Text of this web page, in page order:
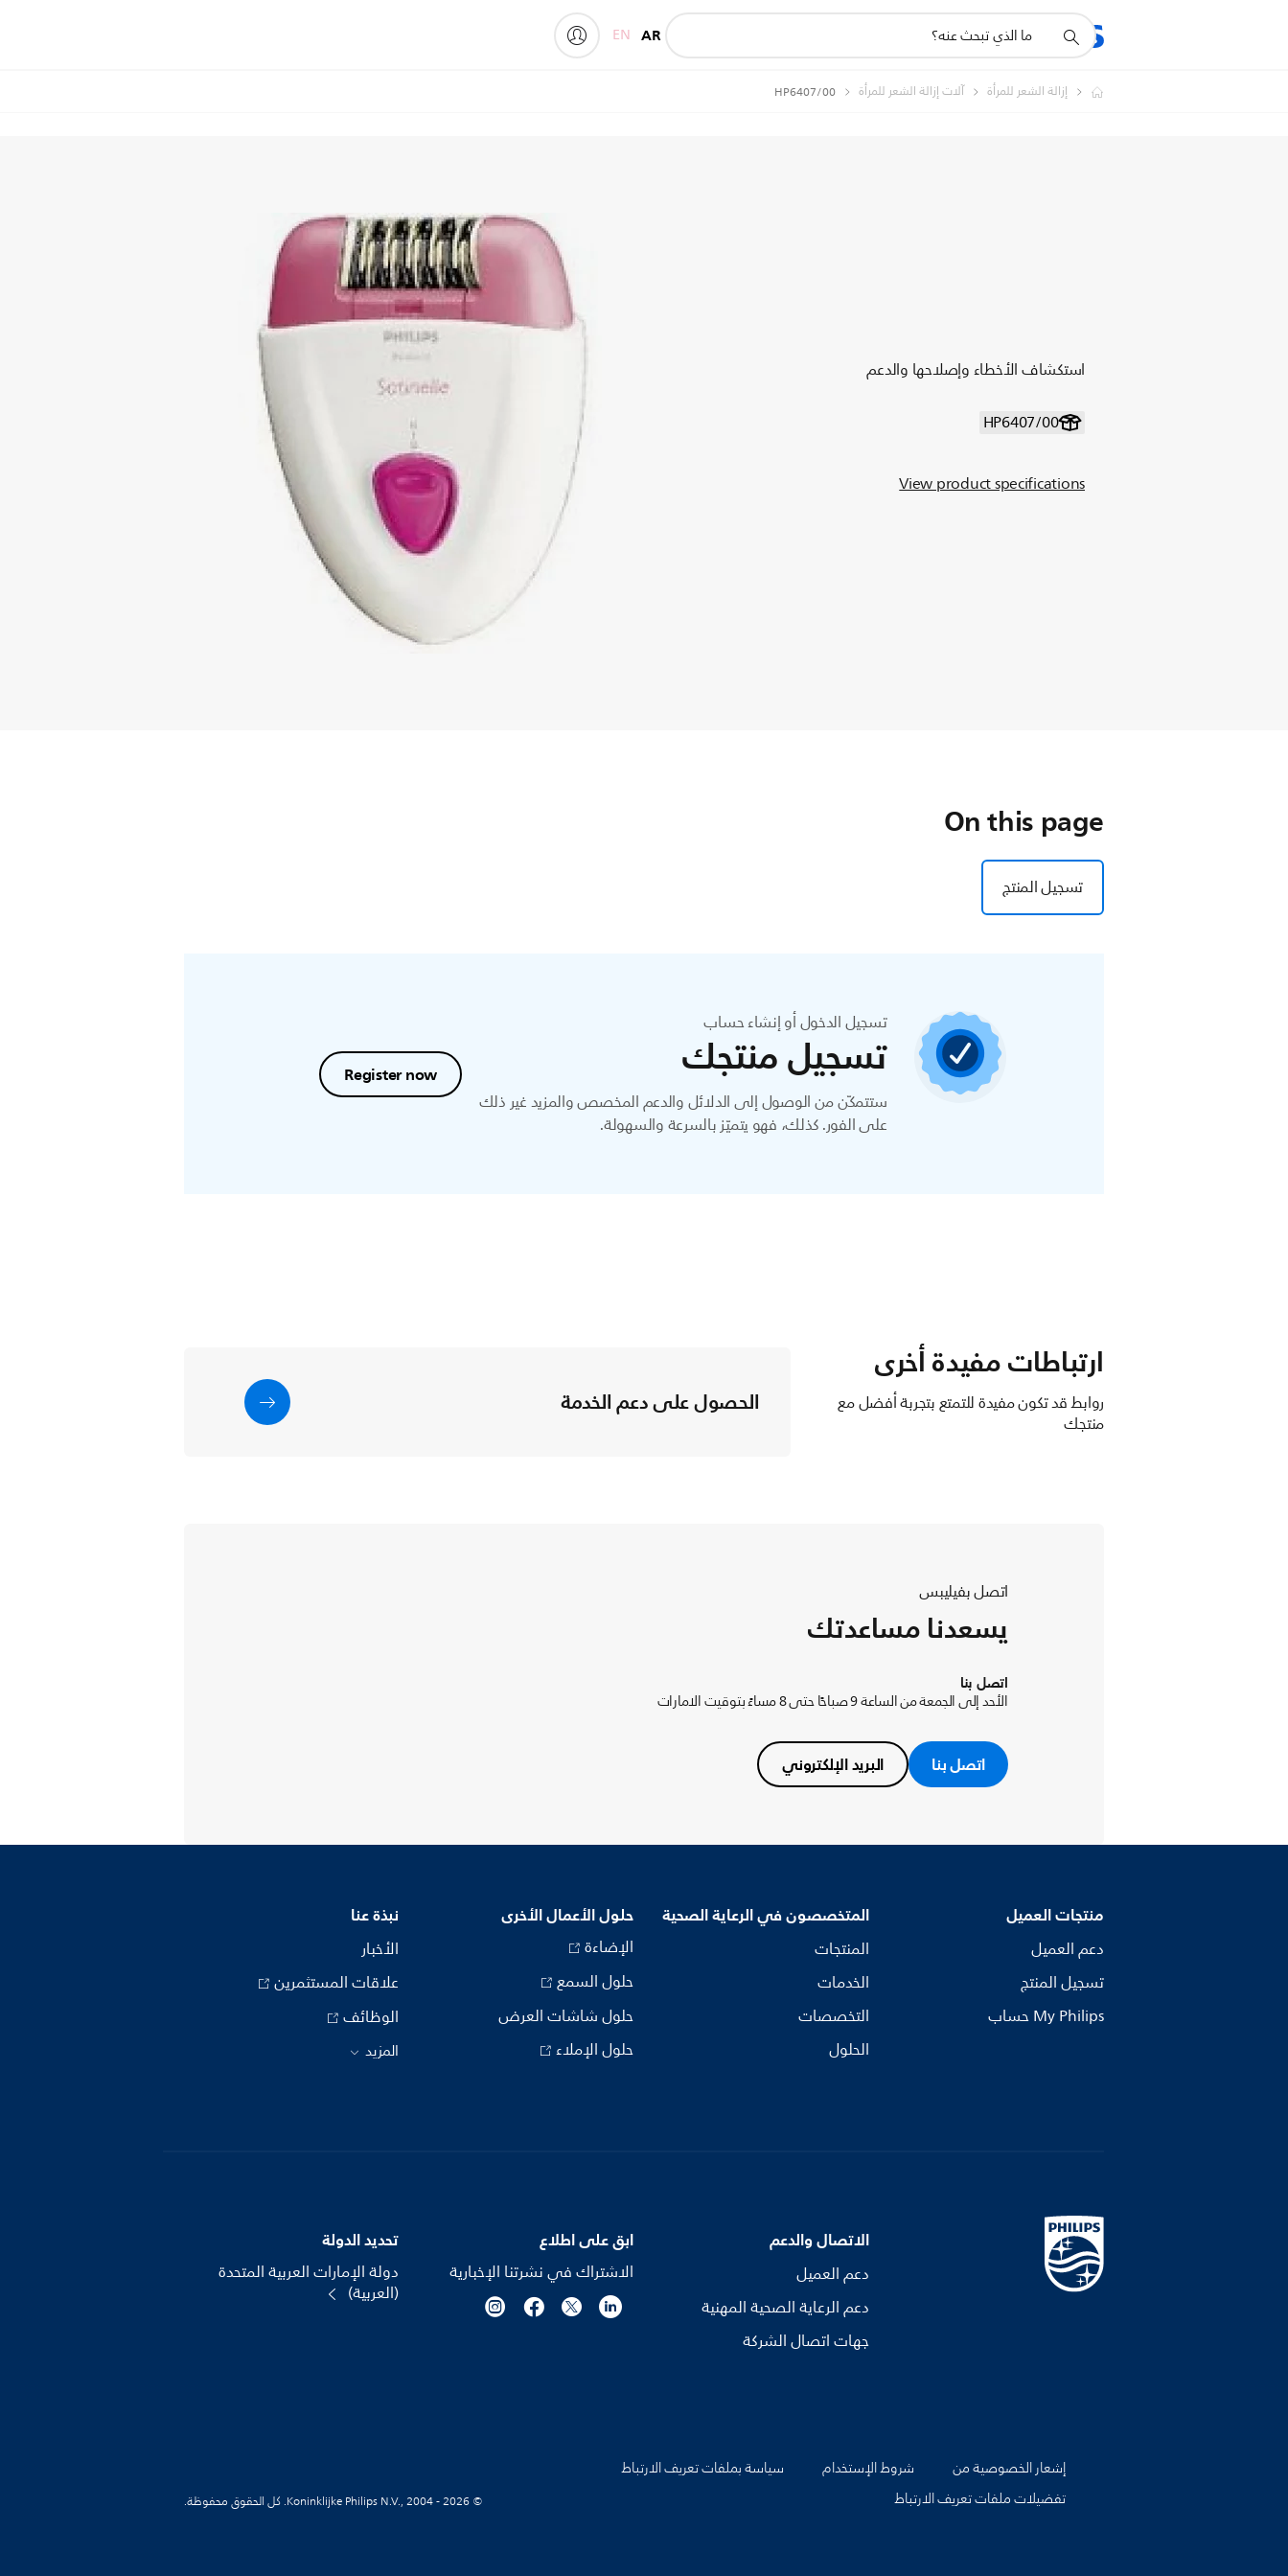
المنتجات
أيقونة
دعم
AR
EN
إزالة الشعر للمرأة آلات إزالة الشعر للمرأة HP6407/00
استكشاف الأخطاء وإصلاحها والدعم
HP6407/00
View product specifications
On this page
تسجيل المنتج
تسجيل الدخول أو إنشاء حساب
تسجيل منتجك
ستتمكّن من الوصول إلى الدلائل والدعم المخصص والمزيد غير ذلك
على الفور. كذلك، فهو يتميّز بالسرعة والسهولة.
Register now
ارتباطات مفيدة أخرى
روابط قد تكون مفيدة للتمتع بتجربة أفضل مع
منتجك
الحصول على دعم الخدمة
اتصل بفيليبس
يسعدنا مساعدتك
اتصل بنا
الأحد إلى الجمعة من الساعة 9 صباحًا حتى 8 مساءً بتوقيت الامارات
اتصل بنا البريد الإلكتروني
منتجات العميل
دعم العميل
تسجيل المنتج
My Philips حساب
المتخصصون في الرعاية الصحية
المنتجات
الخدمات
التخصصات
الحلول
حلول الأعمال الأخرى
الإضاءة
حلول السمع
حلول شاشات العرض
حلول الإملاء
نبذة عنا
الأخبار
علاقات المستثمرين
الوظائف
المزيد
الاتصال والدعم
دعم العميل
دعم الرعاية الصحية المهنية
جهات اتصال الشركة
ابق على اطلاع
الاشتراك في نشرتنا الإخبارية
تحديد الدولة
دولة الإمارات العربية المتحدة
(العربية)
إشعار الخصوصية من شروط الإستخدام
سياسة بملفات تعريف الارتباط
تفضيلات ملفات تعريف الارتباط
© Koninklijke Philips N.V., 2004 - 2026. كل الحقوق محفوظة.